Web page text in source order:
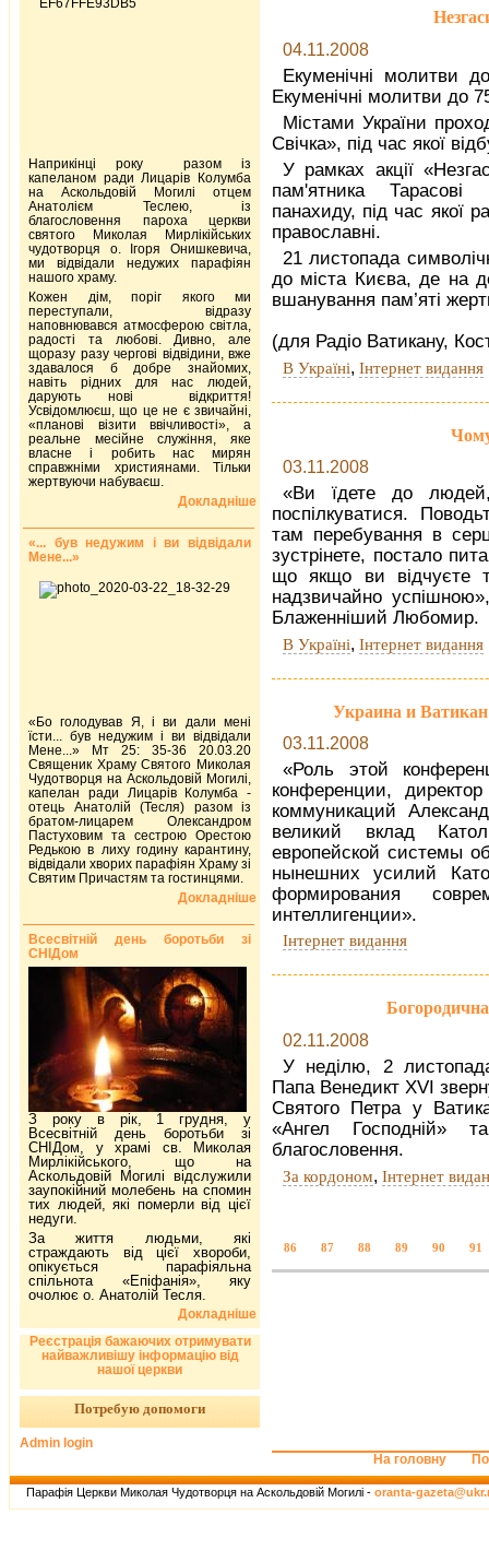
04.11.2008
Екуменічні молитви
Екуменічні молитви до
Містами України
Свічка», під час якої
У рамках акції
пам'ятника Тарасові
панахиду, під час якої
православні.
21 листопада
до міста Києва, де на
вшанування пам’яті
(для Радіо Ватикану,
В Україні, Інтернет видання
03.11.2008
«Ви їдете до
поспілкуватися.
там перебування в
зустрінете, постало
що якщо ви відчуєте
надзвичайно
Блаженніший Любомир.
В Україні, Інтернет видання
Украина и
03.11.2008
«Роль этой
конференции,
коммуникаций
великий вклад
европейской системы
нынешних усилий
формирования
интеллигенции».
Інтернет видання
02.11.2008
У неділю, 2
Папа Венедикт ХVІ
Святого Петра у
«Ангел Господній»
благословення.
За кордоном, Інтернет
86 87 88 89 90 91
Наприкінці року разом із
капеланом ради Лицарів Колумба
на Аскольдовій Могилі отцем
Анатолієм Теслею, із
благословення пароха церкви
святого Миколая Мирлікійських
чудотворця о. Ігоря Онишкевича,
ми відвідали недужих парафіян
нашого храму.
Кожен дім, поріг якого ми
переступали, відразу
наповнювався атмосферою світла,
радості та любові. Дивно, але
щоразу разу чергові відвідини, вже
здавалося б добре знайомих,
навіть рідних для нас людей,
дарують нові відкриття!
Усвідомлюєш, що це не є звичайні,
«планові візити ввічливості», а
реальне месійне служіння, яке
власне і робить нас мирян
справжніми християнами. Тільки
жертвуючи набуваєш.
Докладніше
«... був недужим і ви відвідали
Мене...»
«Бо голодував Я, і ви дали мені
їсти... був недужим і ви відвідали
Мене...» Мт 25: 35-36 20.03.20
Священик Храму Святого Миколая
Чудотворця на Аскольдовій Могилі,
капелан ради Лицарів Колумба -
отець Анатолій (Тесля) разом із
братом-лицарем Олександром
Пастуховим та сестрою Орестою
Редькою в лиху годину карантину,
відвідали хворих парафіян Храму зі
Святим Причастям та гостинцями.
Докладніше
Всесвітній день боротьби зі
СНІДом
З року в рік, 1 грудня, у
Всесвітній день боротьби зі
СНІДом, у храмі св. Миколая
Мирлікійського, що на
Аскольдовій Могилі відслужили
заупокійний молебень на спомин
тих людей, які померли від цієї
недуги.
За життя людьми, які
страждають від цієї хвороби,
опікується парафіяльна
спільнота «Епіфанія», яку
очолює о. Анатолій Тесля.
Докладніше
Реєстрація бажаючих отримувати
найважливішу інформацію від
нашої церкви
Потребую допомоги
Admin login
На головну
Парафія Церкви Миколая Чудотворця на Аскольдовій Могилі - oranta-